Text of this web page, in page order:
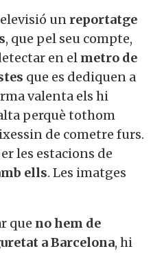
un reportatge
, que pel seu compte,
en el metro de
que es dediquen a
valenta els hi
perquè tothom
de cometre furs.
les estacions de
ells. Les imatges
que no hem de
a Barcelona, hi